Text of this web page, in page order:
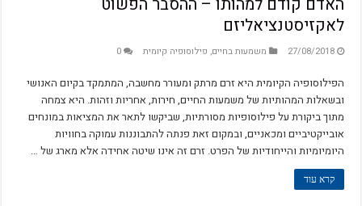
לאקזיסטנציאליזם
27/08/2018 משמעות בחיים, פילוסופיה קיומית 0
הפילוסופיה הקיומית היא זרם מרתק ומעורר מחשבה, המתמקד בקיום האנושי
ובשאלות המהותיות של משמעות החיים, חירות, אחריות וזהות. היא צמחה
מתוך ביקורת על פילוסופיות מסורתיות, שביקשו לתאר את המציאות במונחים
אובייקטיביים ומכאניים, ובמקום זאת פנתה להתבוננות עמוקה בחוויות
היומיומיות והייחודיות של הפרט. זרם זה אינו שיטה אחידה אלא מארג של …
קרא עוד